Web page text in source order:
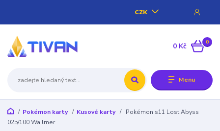
Menu
CZK
0
0 Kč
Pokémon karty Kusové karty
Pokémon s11 Lost Abyss
025/100 Wailmer